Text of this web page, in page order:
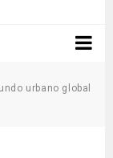
urbano global